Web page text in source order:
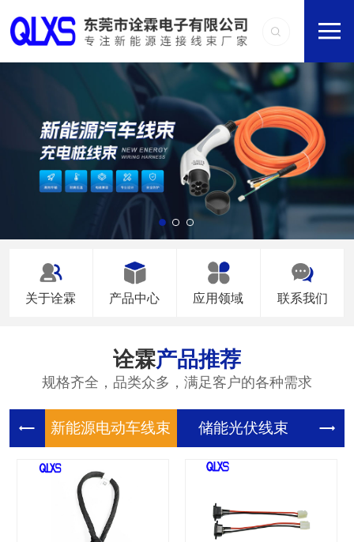
关于诠霖 产品中心 应用领域 联系我们
诠霖产品推荐
规格齐全，品类众多，满足客户的各种需求
新能源电 储能光伏